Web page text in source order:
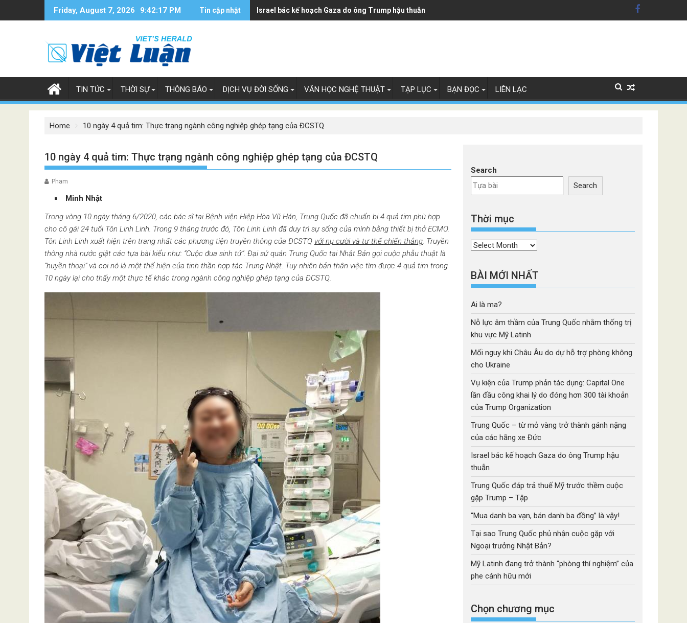
Friday, August 7, 2026 9:42:18 PM Tin cập nhật Trung Quốc - từ mỏ vàng trở thành gánh nặng của các hãng xe Đức
Israel bác kế hoạch Gaza do ông Trump hậu thuẫn
TIN TỨC THỜI SỰ THÔNG BÁO DỊCH VỤ ĐỜI SỐNG VĂN HỌC NGHỆ THUẬT TẠP LỤC BẠN ĐỌC LIÊN LẠC
Home 10 ngày 4 quả tim: Thực trạng ngành công nghiệp ghép tạng của ĐCSTQ
10 ngày 4 quả tim: Thực trạng ngành công nghiệp ghép tạng của ĐCSTQ
Pham
Minh Nhật
Trong vòng 10 ngày tháng 6/2020, các bác sĩ tại Bệnh viện Hiệp Hòa Vũ Hán, Trung Quốc đã chuẩn bị 4 quả tim phù hợp
cho cô gái 24 tuổi Tôn Linh Linh. Trong 9 tháng trước đó, Tôn Linh Linh đã duy trì sự sống của mình bằng thiết bị thở ECMO.
Tôn Linh Linh xuất hiện trên trang nhất các phương tiện truyền thông của ĐCSTQ với nụ cười và tư thế chiến thắng. Truyền
thông nhà nước giật các tựa bài kiểu như: “Cuộc đua sinh tử”. Đại sứ quán Trung Quốc tại Nhật Bản gọi cuộc phẫu thuật là
“huyền thoại” và coi nó là một thể hiện của tinh thần hợp tác Trung-Nhật. Tuy nhiên bản thân việc tìm được 4 quả tim trong
10 ngày lại cho thấy một thực tế khác trong ngành công nghiệp ghép tạng của ĐCSTQ.
Search
Search
Thời mục
Thời
BÀI MỚI NHẤT
Ai là ma?
Nỗ lực âm thầm của Trung Quốc nhằm thống trị
khu vực Mỹ Latinh
Mối nguy khi Châu Âu do dự hỗ trợ phòng không
cho Ukraine
Vụ kiện của Trump phản tác dụng: Capital One
lần đầu công khai lý do đóng hơn 300 tài khoản
của Trump Organization
Trung Quốc – từ mỏ vàng trở thành gánh nặng
của các hãng xe Đức
Israel bác kế hoạch Gaza do ông Trump hậu
thuẫn
Trung Quốc đáp trả thuế Mỹ trước thềm cuộc
gặp Trump – Tập
“Mua danh ba vạn, bán danh ba đồng” là vậy!
Tại sao Trung Quốc phủ nhận cuộc gặp với
Ngoại trưởng Nhật Bản?
Mỹ Latinh đang trở thành “phòng thí nghiệm” của
phe cánh hữu mới
Chọn chương mục